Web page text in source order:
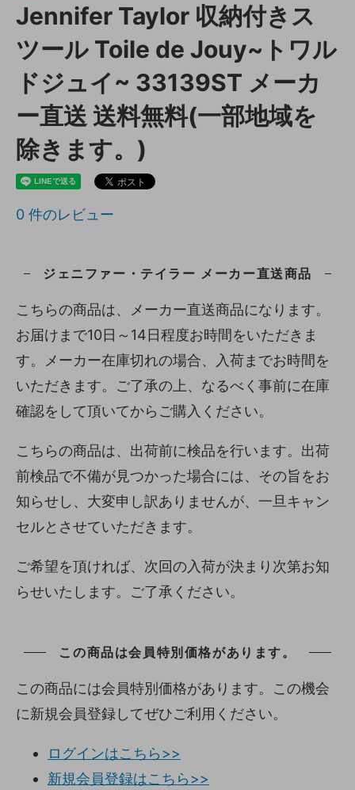
Jennifer Taylor 収納付きス
ツール Toile de Jouy~トワル
ドジュイ~ 33139ST メーカ
ー直送 送料無料(一部地域を
除きます。)
0 件のレビュー
ジェニファー・テイラー メーカー直送商品
こちらの商品は、メーカー直送商品になります。
お届けまで10日～14日程度お時間をいただきま
す。メーカー在庫切れの場合、入荷までお時間を
いただきます。ご了承の上、なるべく事前に在庫
確認をして頂いてからご購入ください。
こちらの商品は、出荷前に検品を行います。出荷
前検品で不備が見つかった場合には、その旨をお
知らせし、大変申し訳ありませんが、一旦キャン
セルとさせていただきます。
ご希望を頂ければ、次回の入荷が決まり次第お知
らせいたします。ご了承ください。
この商品は会員特別価格があります。
この商品には会員特別価格があります。この機会
に新規会員登録してぜひご利用ください。
ログインはこちら>>
新規会員登録はこちら>>